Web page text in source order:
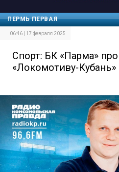
ПЕРМЬ ПЕРВАЯ
06:46 | 17 февраля 2025
Спорт: БК «Парма»
«Локомотиву-Кубань»